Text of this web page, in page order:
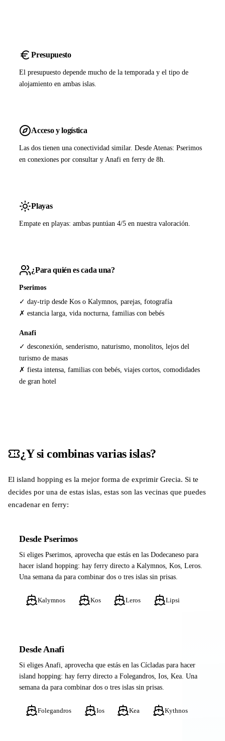
Presupuesto
El presupuesto depende mucho de la temporada y el tipo de
alojamiento en ambas islas.
Acceso y logística
Las dos tienen una conectividad similar. Desde Atenas: Pserimos
en conexiones por consultar y Anafi en ferry de 8h.
Playas
Empate en playas: ambas puntúan 4/5 en nuestra valoración.
¿Para quién es cada una?
Pserimos
✓ day-trip desde Kos o Kalymnos, parejas, fotografía
✗ estancia larga, vida nocturna, familias con bebés
Anafi
✓ desconexión, senderismo, naturismo, monolitos, lejos del
turismo de masas
✗ fiesta intensa, familias con bebés, viajes cortos, comodidades
de gran hotel
¿Y si combinas varias islas?
El island hopping es la mejor forma de exprimir Grecia. Si te
decides por una de estas islas, estas son las vecinas que puedes
encadenar en ferry:
Desde Pserimos
Si eliges Pserimos, aprovecha que estás en las Dodecaneso para
hacer island hopping: hay ferry directo a Kalymnos, Kos, Leros.
Una semana da para combinar dos o tres islas sin prisas.
Kalymnos Kos Leros Lipsi
Desde Anafi
Si eliges Anafi, aprovecha que estás en las Cícladas para hacer
island hopping: hay ferry directo a Folegandros, Ios, Kea. Una
semana da para combinar dos o tres islas sin prisas.
Folegandros Ios Kea Kythnos